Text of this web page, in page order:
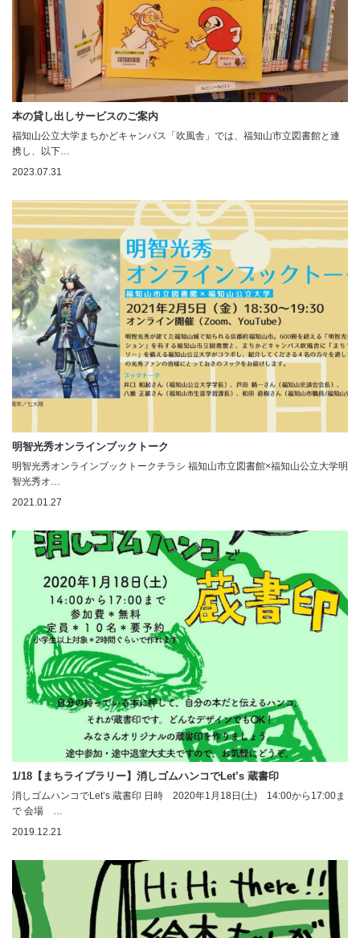
本の貸し出しサービスのご案内
福知山公立大学まちかどキャンパス「吹風舎」では、福知山市立図書館と連
携し、以下…
2023.07.31
明智光秀オンラインブックトーク
明智光秀オンラインブックトークチラシ 福知山市立図書館×福知山公立大学明
智光秀オ…
2021.01.27
1/18【まちライブラリー】消しゴムハンコでLet’s 蔵書印
消しゴムハンコでLet’s 蔵書印 日時 2020年1月18日(土) 14:00から17:00ま
で 会場 …
2019.12.21